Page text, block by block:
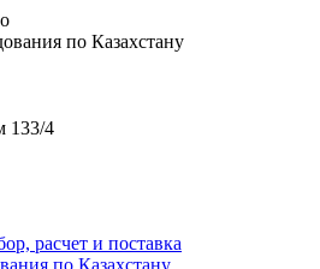
по Казахстану
133/4